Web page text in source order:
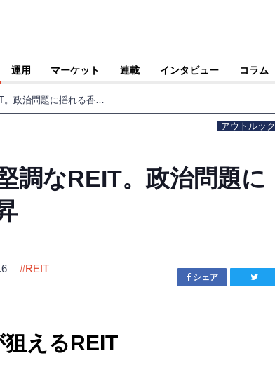
運用 マーケット 連載 インタビュー コラム
株など他資産と比べて堅調なREIT。政治問題に揺れる香港・英国も上昇
アウトルック
調なREIT。政治問題に
#REIT
シェア
えるREIT